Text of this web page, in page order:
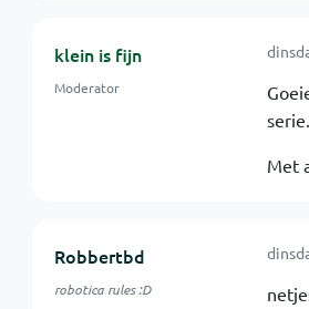
klein is fijn
Moderator
serie.
Met
Robbertbd
robotica rules :D